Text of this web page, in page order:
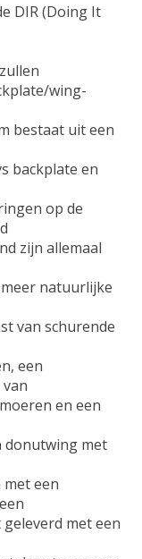
DIR (Doing It
wing-
bestaat uit een
backplate en
op de
zijn allemaal
meer natuurlijke
van schurende
een
en een
donutwing met
een
met een